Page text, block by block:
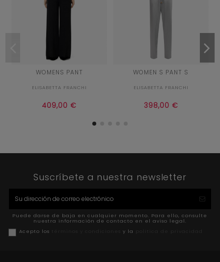
WOMENS PANT
ELISABETTA FRANCHI
409,00 €
Añadir al carrito
WOMEN S PANT S
ELISABETTA FRANCHI
398,00 €
Añadir al carrito
Suscríbete a nuestra newsletter
Puede darse de baja en cualquier momento. Para ello, consulte
nuestra información de contacto en el aviso legal.
Acepto los
y la